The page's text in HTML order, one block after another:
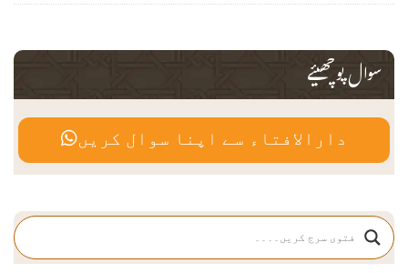
سوال پوچھیئے
دارالافتاء سے اپنا سوال کریں